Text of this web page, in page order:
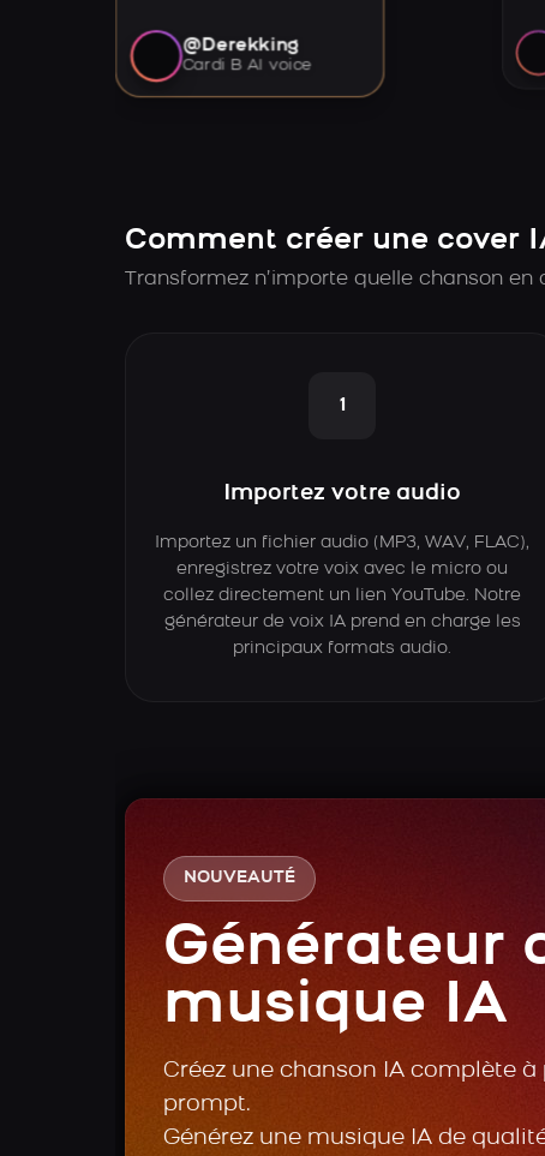
@Derekking
Cardi B AI voice
Comment créer une cover
Transformez n’importe quelle chanson
1
Importez votre audio
Importez un fichier audio (MP3, WAV, FLAC),
enregistrez votre voix avec le micro ou
collez directement un lien YouTube. Notre
générateur de voix IA prend en charge les
principaux formats audio.
NOUVEAUTÉ
Générateur
musique IA
Créez une chanson IA complète à
prompt.
Générez une musique IA de